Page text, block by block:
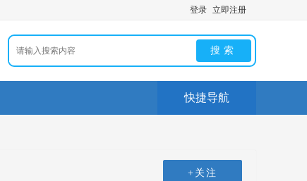
登录 立即注册
搜索
快捷导航
+关注